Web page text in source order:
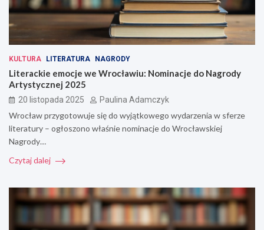
KULTURA LITERATURA NAGRODY
Literackie emocje we Wrocławiu: Nominacje do Nagrody
Artystycznej 2025
20 listopada 2025 Paulina Adamczyk
Wrocław przygotowuje się do wyjątkowego wydarzenia w sferze
literatury – ogłoszono właśnie nominacje do Wrocławskiej
Nagrody…
Czytaj dalej